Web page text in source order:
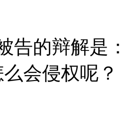
告的辩解是
会侵权呢？